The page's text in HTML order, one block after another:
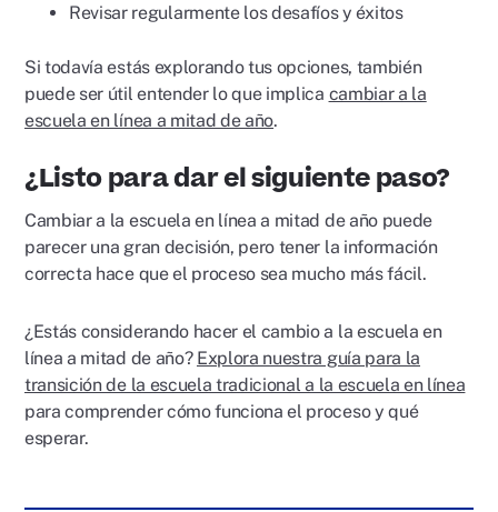
Revisar regularmente los desafíos y éxitos
Si todavía estás explorando tus opciones, también
puede ser útil entender lo que implica cambiar a la
escuela en línea a mitad de año.
¿Listo para dar el siguiente paso?
Cambiar a la escuela en línea a mitad de año puede
parecer una gran decisión, pero tener la información
correcta hace que el proceso sea mucho más fácil.
¿Estás considerando hacer el cambio a la escuela en
línea a mitad de año? Explora nuestra guía para la
transición de la escuela tradicional a la escuela en línea
para comprender cómo funciona el proceso y qué
esperar.